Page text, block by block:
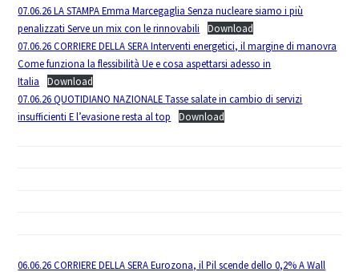
07.06.26 LA STAMPA Emma Marcegaglia Senza nucleare siamo i più
penalizzati Serve un mix con le rinnovabili
Download
07.06.26 CORRIERE DELLA SERA Interventi energetici, il margine di manovra
Come funziona la flessibilità Ue e cosa aspettarsi adesso in
Italia
Download
07.06.26 QUOTIDIANO NAZIONALE Tasse salate in cambio di servizi
insufficienti E l’evasione resta al top
Download
06.06.26 CORRIERE DELLA SERA Eurozona, il Pil scende dello 0,2% A Wall